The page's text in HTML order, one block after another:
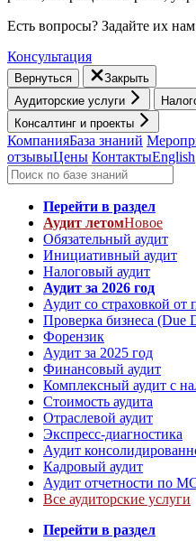
Есть вопросы? Задайте их
Консультация
Вернуться
Закрыть
Аудиторские услуги
Консалтинг и проекты
КомпанияБаза знаний
отзывыЦены КонтактыEnglish
Перейти в раздел
Аудит летомНовое
Обязательный аудит
Инициативный аудит
Налоговый аудит
Аудит за 2026 год
Аудит со страховкой
Проверка бизнеса (Due
Форензик
Аудит за 2025 год
Финансовый аудит
Комплексный аудит с
Стоимость аудита
Отраслевой аудит
Экспресс-диагностика
Аудит
Кадровый аудит
Аудит отчетности по
Все аудиторские услуги
Перейти в раздел